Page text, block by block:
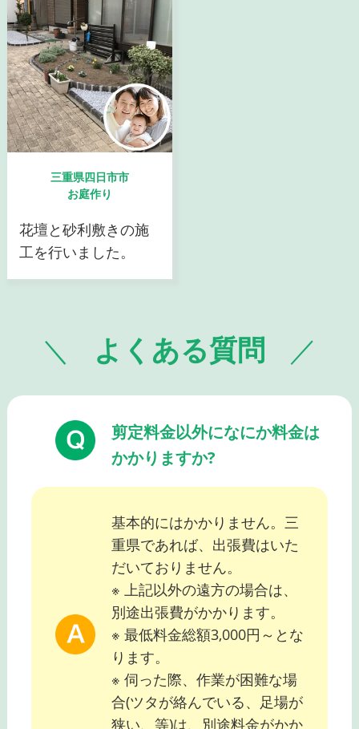
三重県四日市市
お庭作り
花壇と砂利敷きの施
工を行いました。
よくある質問
剪定料金以外になにか料金は
かかりますか?
基本的にはかかりません。三
重県であれば、出張費はいた
だいておりません。
※ 上記以外の遠方の場合は、
別途出張費がかかります。
※ 最低料金総額3,000円～とな
ります。
※ 伺った際、作業が困難な場
合(ツタが絡んでいる、足場が
狭い、等)は、別途料金がかか